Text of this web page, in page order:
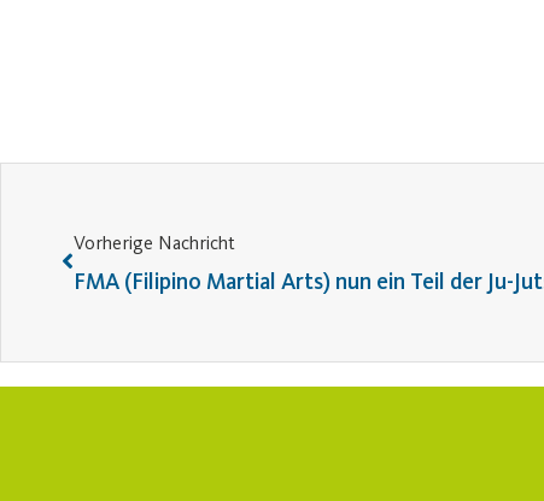
Vorherige Nachricht
FMA (Filipino Martial Arts) nun ein Teil der Ju-